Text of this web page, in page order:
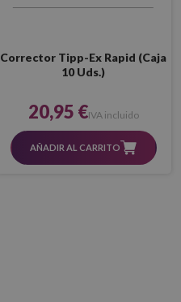
Corrector Tipp-Ex Rapid (Caja
10 Uds.)
20,95 €IVA incluido
AÑADIR AL CARRITO